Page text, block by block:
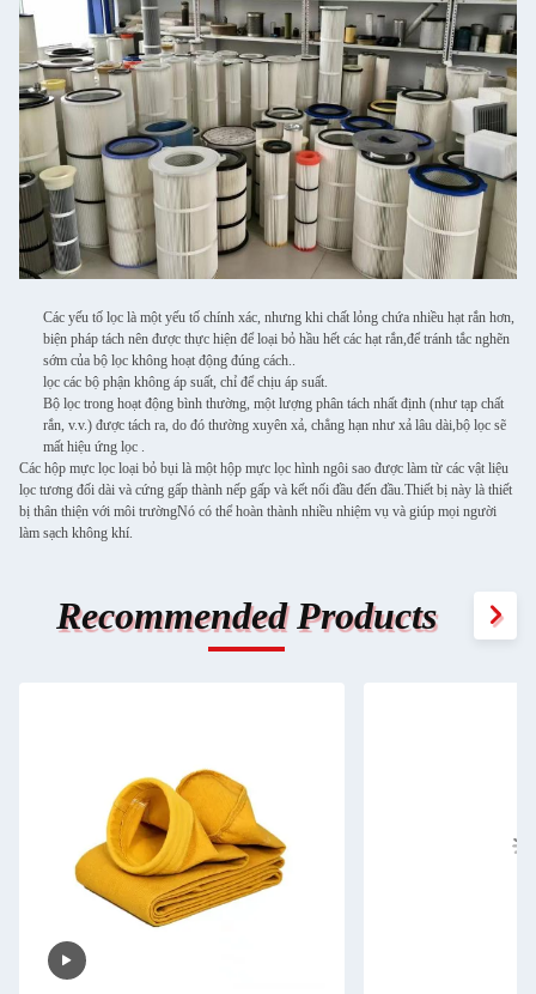
Các yếu tố lọc là một yếu tố chính xác, nhưng khi chất lỏng chứa nhiều hạt rắn hơn,
biện pháp tách nên được thực hiện để loại bỏ hầu hết các hạt rắn,để tránh tắc nghẽn
sớm của bộ lọc không hoạt động đúng cách..
lọc các bộ phận không áp suất, chỉ để chịu áp suất.
Bộ lọc trong hoạt động bình thường, một lượng phân tách nhất định (như tạp chất
rắn, v.v.) được tách ra, do đó thường xuyên xả, chẳng hạn như xả lâu dài,bộ lọc sẽ
mất hiệu ứng lọc .
Các hộp mực lọc loại bỏ bụi là một hộp mực lọc hình ngôi sao được làm từ các vật liệu
lọc tương đối dài và cứng gấp thành nếp gấp và kết nối đầu đến đầu.Thiết bị này là thiết
bị thân thiện với môi trườngNó có thể hoàn thành nhiều nhiệm vụ và giúp mọi người
làm sạch không khí.
Recommended Products